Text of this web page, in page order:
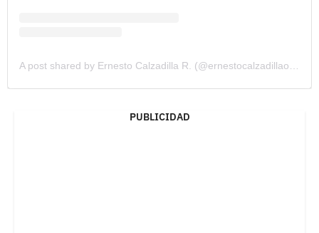
A post shared by Ernesto Calzadilla R. (@ernestocalzadillaoficial)
PUBLICIDAD